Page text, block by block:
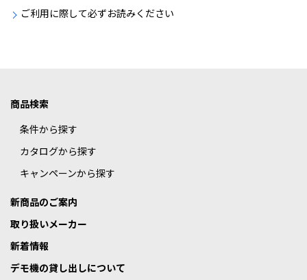
ご利用に際して必ずお読みください
商品検索
条件から探す
カタログから探す
キャンペーンから探す
新商品のご案内
取り扱いメーカー
新着情報
デモ機の貸し出しについて